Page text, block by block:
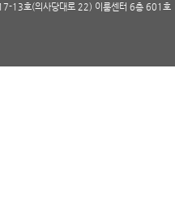
13호(의사당대로 22) 이룸센터 6층 601호